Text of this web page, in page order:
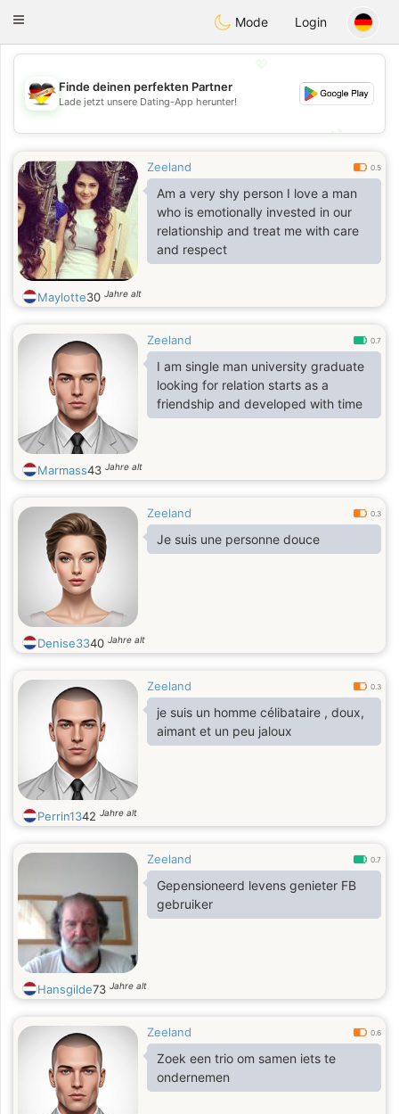
DeutschDating
Toggle
Mode Login
💖
💕
Finde deinen perfekten Partner
Lade jetzt unsere Dating-App herunter!
Zeeland 0.5
Am a very shy person I love a man
who is emotionally invested in our
relationship and treat me with care
and respect
Maylotte30 Jahre alt
Zeeland 0.7
I am single man university graduate
looking for relation starts as a
friendship and developed with time
Marmass43 Jahre alt
Zeeland 0.3
Je suis une personne douce
Denise3340 Jahre alt
Zeeland 0.3
je suis un homme célibataire , doux,
aimant et un peu jaloux
Perrin1342 Jahre alt
Zeeland 0.7
Gepensioneerd levens genieter FB
gebruiker
Hansgilde73 Jahre alt
Zeeland 0.6
Zoek een trio om samen iets te
ondernemen